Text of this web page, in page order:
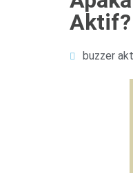
Aktif?
buzzer